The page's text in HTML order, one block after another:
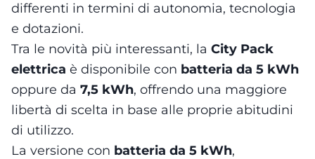
differenti in termini di autonomia, tecnologia
e dotazioni.
Tra le novità più interessanti, la City Pack
elettrica è disponibile con batteria da 5 kWh
oppure da 7,5 kWh, offrendo una maggiore
libertà di scelta in base alle proprie abitudini
di utilizzo.
La versione con batteria da 5 kWh,